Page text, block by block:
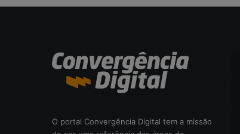
O portal Convergência Digital tem a missão